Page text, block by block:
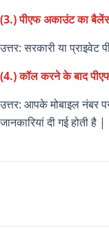
(3.) पीएफ अकाउंट का
उत्तर: सरकारी या
(4.) कॉल करने के बाद
उत्तर: आपके मोबाइल नंबर
जानकारियां दी गई होती है |